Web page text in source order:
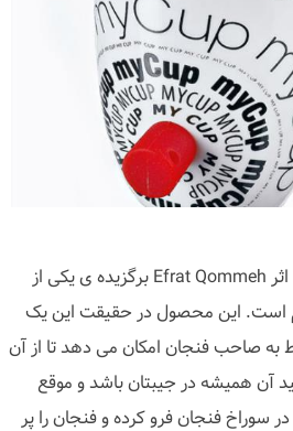
این فنجان بنام Lock Cup ، اثر Efrat Qommeh برگزیده ی یکی از
است. این محصول در حقیقت این یک
صاحب فنجان امکان می دهد تا از آن
آن همیشه در جیبتان باشد و موقع
سوراخ فنجان فرو کرده و فنجان را پر